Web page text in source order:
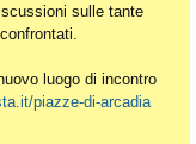
sulle tante
luogo di incontro
piazze-di-arcadia